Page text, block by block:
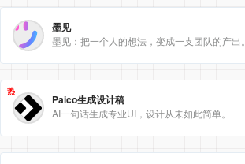
墨见
墨见：把一个人的想法，变成一支团队的产出。
热
Paico生成设计稿
AI一句话生成专业UI，设计从未如此简单。